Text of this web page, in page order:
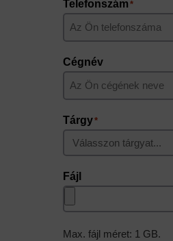
Telefonszám *
Cégnév
Tárgy*
Fájl
Max. fájl méret: 1 GB.